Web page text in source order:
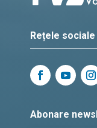
Rețele sociale
Abonare